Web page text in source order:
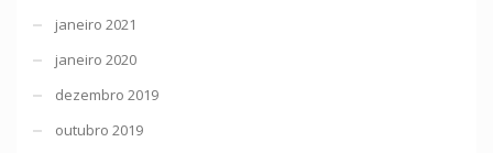
janeiro 2021
janeiro 2020
dezembro 2019
outubro 2019